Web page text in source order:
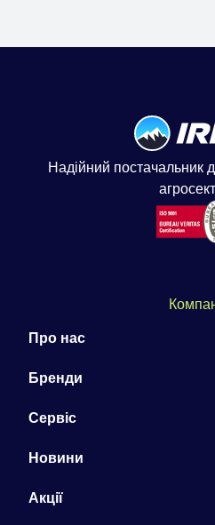
Надійний постачальник
Про нас
Бренди
Сервіс
Новини
Акції